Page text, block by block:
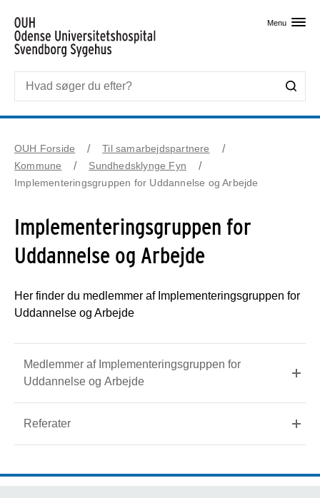
Menu
OUH Forside
Til samarbejdspartnere
Kommune
Sundhedsklynge Fyn
Implementeringsgruppen for Uddannelse og Arbejde
Implementeringsgruppen for
Uddannelse og Arbejde
Her finder du medlemmer af Implementeringsgruppen for
Uddannelse og Arbejde
Medlemmer af Implementeringsgruppen for
Uddannelse og Arbejde
Referater